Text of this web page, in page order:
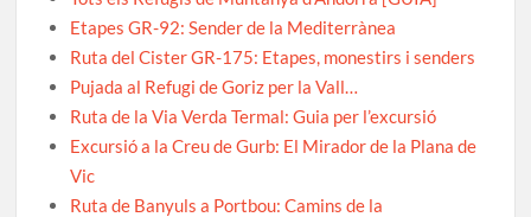
Etapes GR-92: Sender de la Mediterrànea
Ruta del Cister GR-175: Etapes, monestirs i senders
Pujada al Refugi de Goriz per la Vall…
Ruta de la Via Verda Termal: Guia per l’excursió
Excursió a la Creu de Gurb: El Mirador de la Plana de
Vic
Ruta de Banyuls a Portbou: Camins de la